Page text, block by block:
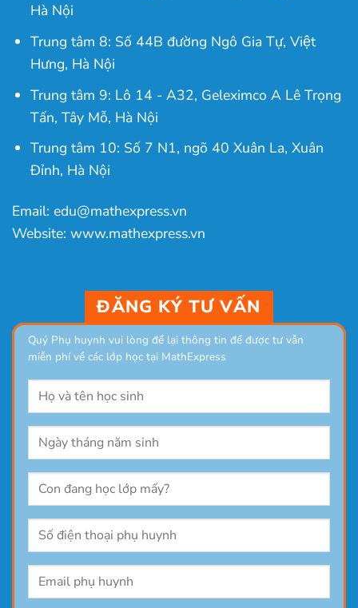
Hà Nội
Trung tâm 8: Số 44B đường Ngô Gia Tự, Việt
Hưng, Hà Nội
Trung tâm 9: Lô 14 - A32, Geleximco A Lê Trọng
Tấn, Tây Mỗ, Hà Nội
Trung tâm 10: Số 7 N1, ngõ 40 Xuân La, Xuân
Đỉnh, Hà Nội
Email: edu@mathexpress.vn
Website: www.mathexpress.vn
ĐĂNG KÝ TƯ VẤN
Quý Phụ huynh vui lòng để lại thông tin để được tư vẫn
miễn phí về các lớp học tại MathExpress